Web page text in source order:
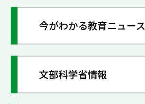
今がわかる教育ニュース
文部科学省情報